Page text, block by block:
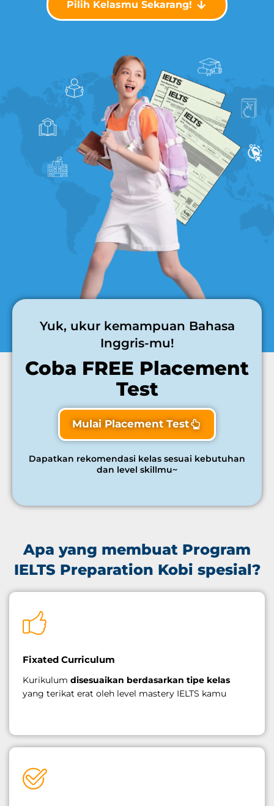
Pilih Kelasmu Sekarang!
Yuk, ukur kemampuan Bahasa
Inggris-mu!
Coba FREE Placement
Test
Mulai Placement Test
Dapatkan rekomendasi kelas sesuai kebutuhan
dan level skillmu~
Apa yang membuat Program
IELTS Preparation Kobi spesial?
Fixated Curriculum
Kurikulum disesuaikan berdasarkan tipe kelas
yang terikat erat oleh level mastery IELTS kamu